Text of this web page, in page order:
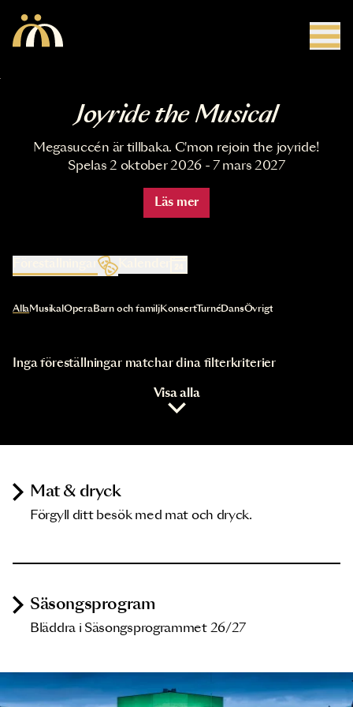
Joyride the Musical
Megasuccén är tillbaka. C'mon rejoin the joyride!
Spelas 2 oktober 2026 - 7 mars 2027
Läs mer
Kalender
Val av kategori uppdaterar innehållet automatiskt
AllaMusikal OperaBarn och familjKonsertTurnéDansÖvrigt
Inga föreställningar matchar dina filterkriterier
Visa alla
Mat & dryck
Förgyll ditt besök med mat och dryck.
Säsongsprogram
Bläddra i Säsongsprogrammet 26/27